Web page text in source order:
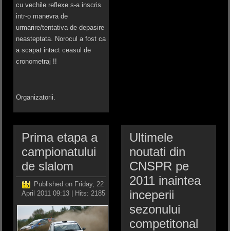
cu vechile reflexe s-a inscris
intr-o manevra de
urmarire/tentativa de depasire
neasteptata. Norocul a fost ca
a scapat intact ceasul de
cronometraj !!
Organizatorii.
Prima etapa a
campionatului
de slalom
Published on Friday, 22
April 2011 09:13 | Hits: 2185
Ultimele
noutati din
CNSPR pe
2011 inaintea
inceperii
sezonului
competitonal